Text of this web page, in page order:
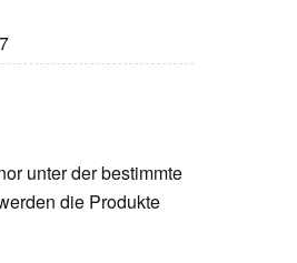
unter der bestimmte
die Produkte